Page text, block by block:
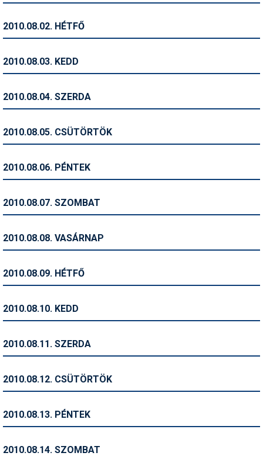
Ingatlan
Kerékpár
Magazinok
Pályázatok
Síbérletárak
Sífelszerelés
2010.08.02. HÉTFŐ
2010.08.03. KEDD
2010.08.04. SZERDA
2010.08.05. CSÜTÖRTÖK
2010.08.06. PÉNTEK
2010.08.07. SZOMBAT
2010.08.08. VASÁRNAP
2010.08.09. HÉTFŐ
2010.08.10. KEDD
2010.08.11. SZERDA
2010.08.12. CSÜTÖRTÖK
2010.08.13. PÉNTEK
2010.08.14. SZOMBAT